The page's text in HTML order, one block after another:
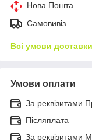
Нова Пошта
Самовивіз
Всі умови доставки
Умови оплати
За реквізитами
Післяплата
За реквізитами